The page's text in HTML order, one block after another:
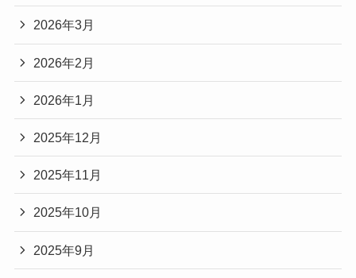
2026年3月
2026年2月
2026年1月
2025年12月
2025年11月
2025年10月
2025年9月